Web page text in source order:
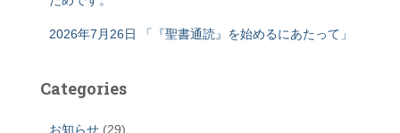
2026年7月26日 「『聖書通読』を始めるにあたって」
Categories
お知らせ (29)